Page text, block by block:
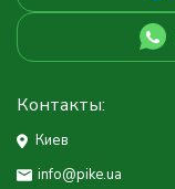
Контакты:
Киев
info@pike.ua